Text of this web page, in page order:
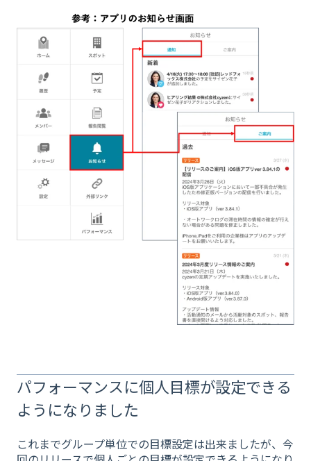
パフォーマンスに個人目標が設定できる
ようになりました
これまでグループ単位での目標設定は出来ましたが、今